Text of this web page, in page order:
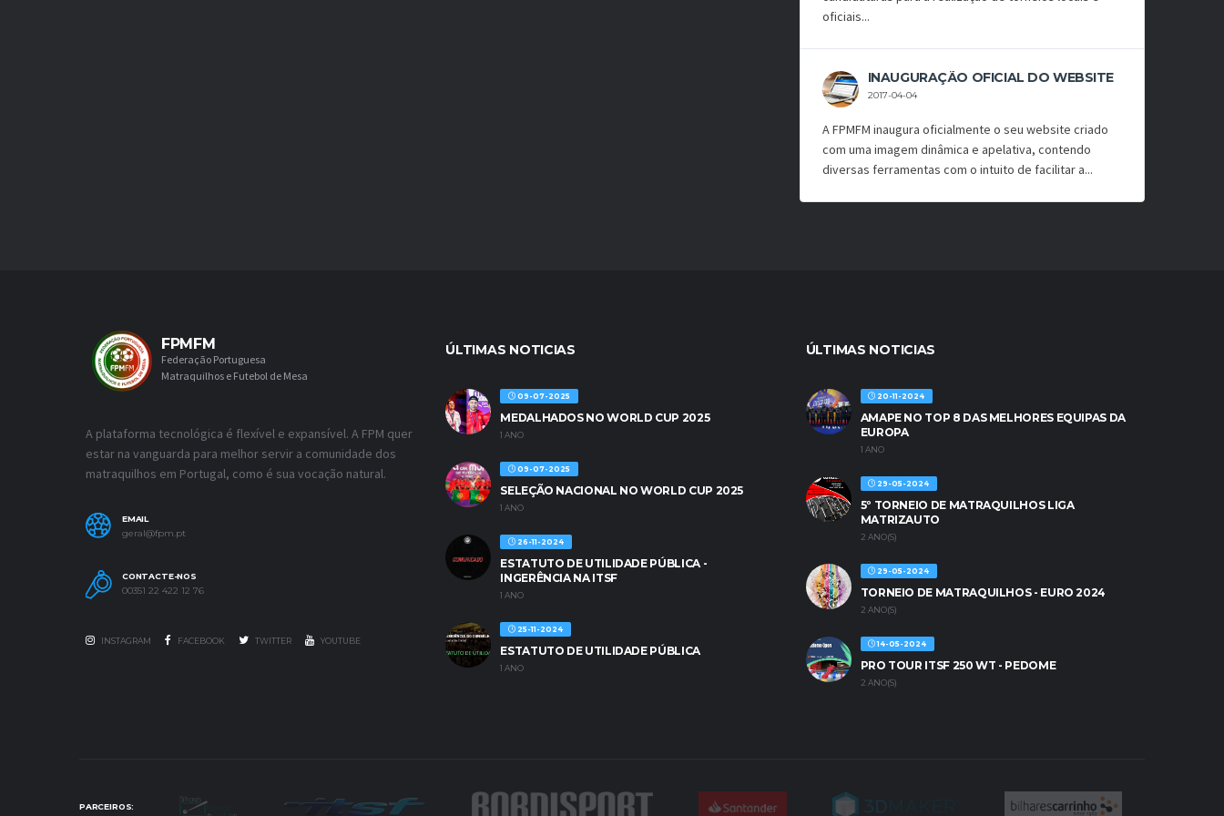
oficiais...
INAUGURAÇÃO OFICIAL DO WEBSITE
2017-04-04
A FPMFM inaugura oficialmente o seu website criado
com uma imagem dinâmica e apelativa, contendo
diversas ferramentas com o intuito de facilitar a...
FPMFM
Federação Portuguesa
Matraquilhos e Futebol de Mesa
A plataforma tecnológica é flexível e expansível. A FPM quer
estar na vanguarda para melhor servir a comunidade dos
matraquilhos em Portugal, como é sua vocação natural.
EMAIL
geral@fpm.pt
CONTACTE-NOS
00351 22 422 12 76
INSTAGRAM FACEBOOK TWITTER YOUTUBE
ÚLTIMAS NOTICIAS
09-07-2025
MEDALHADOS NO WORLD CUP 2025
1 ANO
09-07-2025
SELEÇÃO NACIONAL NO WORLD CUP 2025
1 ANO
26-11-2024
ESTATUTO DE UTILIDADE PÚBLICA -
INGERÊNCIA NA ITSF
1 ANO
25-11-2024
ESTATUTO DE UTILIDADE PÚBLICA
1 ANO
ÚLTIMAS NOTICIAS
20-11-2024
AMAPE NO TOP 8 DAS MELHORES EQUIPAS DA
EUROPA
1 ANO
29-05-2024
5º TORNEIO DE MATRAQUILHOS LIGA
MATRIZAUTO
2 ANO(S)
29-05-2024
TORNEIO DE MATRAQUILHOS - EURO 2024
2 ANO(S)
14-05-2024
PRO TOUR ITSF 250 WT - PEDOME
2 ANO(S)
PARCEIROS: